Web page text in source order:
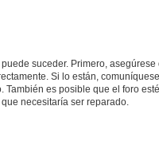
suceder. Primero,
Si lo están,
es posible que el foro
necesitaría ser reparado.